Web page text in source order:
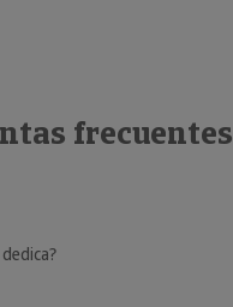
frecuentes